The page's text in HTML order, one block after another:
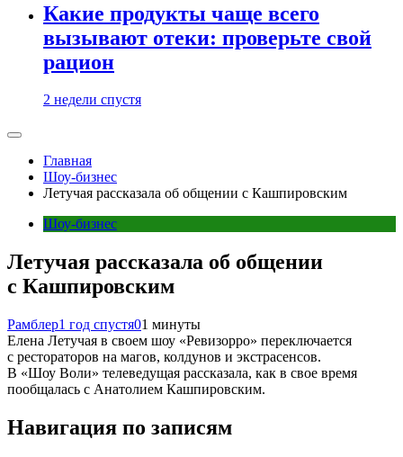
Какие продукты чаще всего
вызывают отеки: проверьте свой
рацион
2 недели спустя
Главная
Шоу-бизнес
Летучая рассказала об общении с Кашпировским
Шоу-бизнес
Летучая рассказала об общении
с Кашпировским
Рамблер1 год спустя01 минуты
Елена Летучая в своем шоу «Ревизорро» переключается
с рестораторов на магов, колдунов и экстрасенсов.
В «Шоу Воли» телеведущая рассказала, как в свое время
пообщалась с Анатолием Кашпировским.
Навигация по записям